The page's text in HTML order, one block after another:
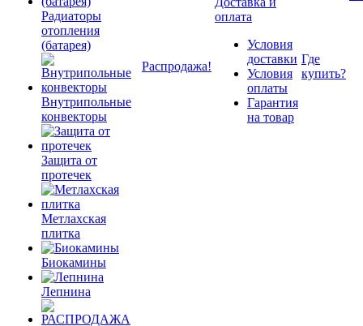
Радиаторы
отопления
(батарея)
Внутрипольные
конвекторы
Защита от
протечек
Метлахская
плитка
Биокамины
Лепнина
Распродажа!
оплата
Условия
доставки
Условия
оплаты
Гарантия
на товар
Где
купить?